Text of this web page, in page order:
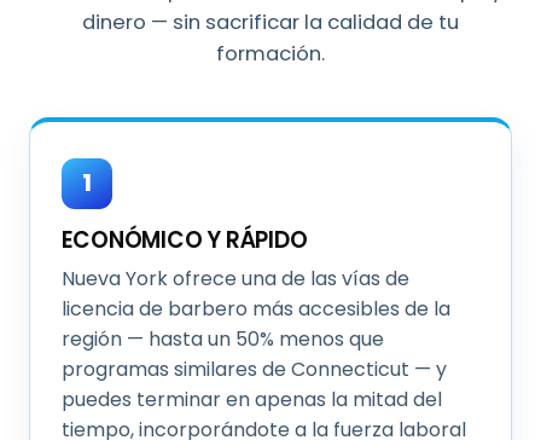
dinero — sin sacrificar la calidad de tu
formación.
1
ECONÓMICO Y RÁPIDO
Nueva York ofrece una de las vías de
licencia de barbero más accesibles de la
región — hasta un 50% menos que
programas similares de Connecticut — y
puedes terminar en apenas la mitad del
tiempo, incorporándote a la fuerza laboral